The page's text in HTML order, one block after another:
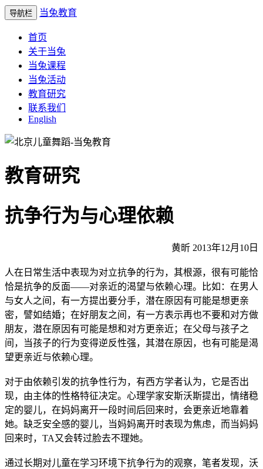
导航栏 当兔教育
首页
关于当兔
当兔课程
当兔活动
教育研究
联系我们
English
教育研究
抗争行为与心理依赖
黄昕 2013年12月10日
人在日常生活中表现为对立抗争的行为，其根源，很有可能恰
恰是抗争的反面——对亲近的渴望与依赖心理。比如：在男人
与女人之间，有一方提出要分手，潜在原因有可能是想更亲
密，譬如结婚；在好朋友之间，有一方表示再也不要和对方做
朋友，潜在原因有可能是想和对方更亲近；在父母与孩子之
间，当孩子的行为变得逆反性强，其潜在原因，也有可能是渴
望更亲近与依赖心理。
对于由依赖引发的抗争性行为，有西方学者认为，它是否出
现，由主体的性格特征决定。心理学家安斯沃斯提出，情绪稳
定的婴儿，在妈妈离开一段时间后回来时，会更亲近地靠着
她。缺乏安全感的婴儿，当妈妈离开时表现为焦虑，而当妈妈
回来时，TA又会转过脸去不理她。
通过长期对儿童在学习环境下抗争行为的观察，笔者发现，沃